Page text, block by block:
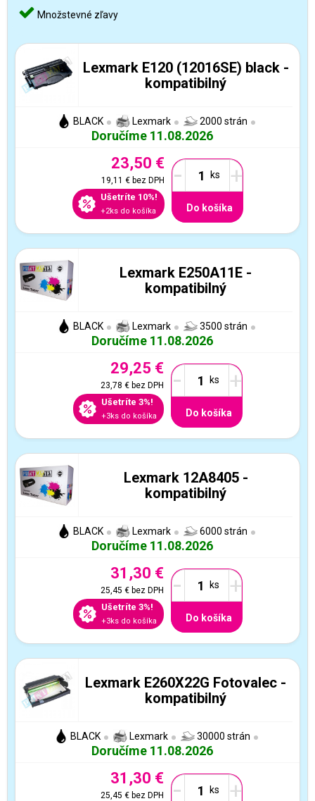
Množstevné zľavy
Lexmark E120 (12016SE) black -
kompatibilný
BLACK Lexmark 2000 strán
Doručíme 11.08.2026
23,50 €
19,11 €bez DPH
Ušetríte 10%!
+2ks do košíka
- +
Do košíka
Lexmark E250A11E -
kompatibilný
BLACK Lexmark 3500 strán
Doručíme 11.08.2026
29,25 €
23,78 €bez DPH
Ušetríte 3%!
+3ks do košíka
- +
Do košíka
Lexmark 12A8405 -
kompatibilný
BLACK Lexmark 6000 strán
Doručíme 11.08.2026
31,30 €
25,45 €bez DPH
Ušetríte 3%!
+3ks do košíka
- +
Do košíka
Lexmark E260X22G Fotovalec -
kompatibilný
BLACK Lexmark 30000 strán
Doručíme 11.08.2026
31,30 €
25,45 €bez DPH - +